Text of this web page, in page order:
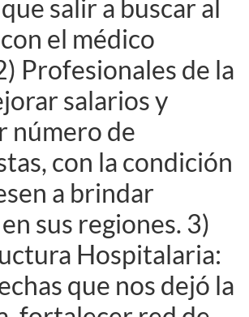
salir a buscar al
el médico
Profesionales de la
salarios y
número de
con la condición
a brindar
sus regiones. 3)
Hospitalaria:
que nos dejó la